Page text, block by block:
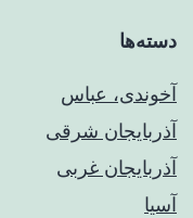
دسته‌ها
آخوندی، عباس
آذربایجان شرقی
آذربایجان غربی
آسیا